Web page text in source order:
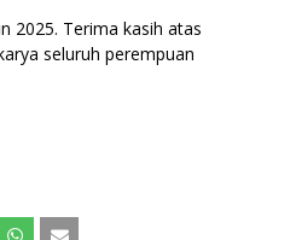
2025. Terima kasih atas
seluruh perempuan